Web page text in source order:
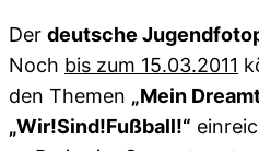
Der deutsche
Noch bis zum 15.03.2011
den Themen „Mein
„Wir!Sind!Fußball!“